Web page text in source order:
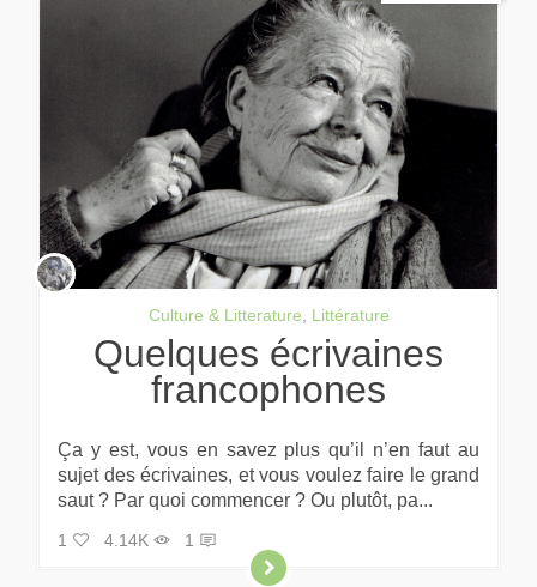
Culture & Litterature Littérature
Quelques écrivaines
francophones
Ça y est, vous en savez plus qu’il n’en faut au
sujet des écrivaines, et vous voulez faire le grand
saut ? Par quoi commencer ? Ou plutôt, pa...
1 4.14K 1